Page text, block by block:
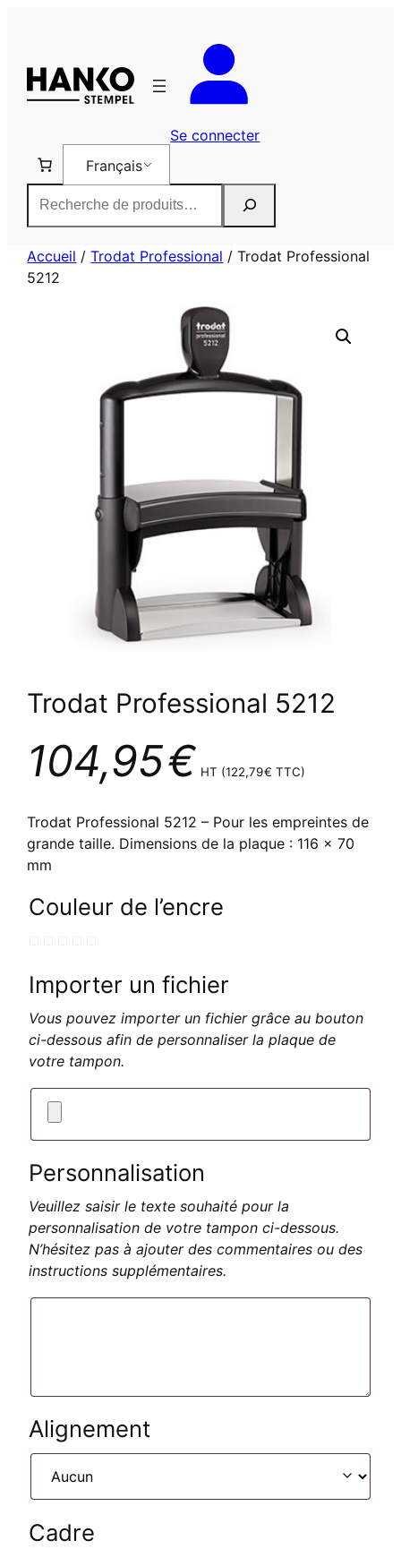
Se connecter
Français
Accueil /Trodat Professional / Trodat Professional
5212
Trodat Professional 5212
104,95€ HT (122,79€ TTC)
Trodat Professional 5212 – Pour les empreintes de
grande taille. Dimensions de la plaque : 116 x 70
mm
Couleur de l’encre
Importer un fichier
Vous pouvez importer un fichier grâce au bouton
ci-dessous afin de personnaliser la plaque de
votre tampon.
Personnalisation
Veuillez saisir le texte souhaité pour la
personnalisation de votre tampon ci-dessous.
N’hésitez pas à ajouter des commentaires ou des
instructions supplémentaires.
Alignement
Cadre